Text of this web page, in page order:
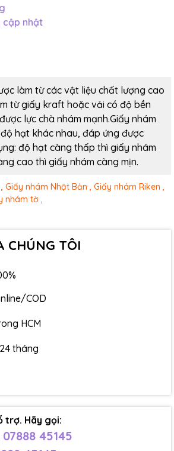
cập nhật
làm từ các vật liệu chất lượng cao
từ giấy kraft hoặc vải có độ bền
lực chà nhám mạnh.Giấy nhám
hạt khác nhau, đáp ứng được
độ hạt càng thấp thì giấy nhám
cao thì giấy nhám càng mịn.
Giấy nhám Nhật Bản , Giấy nhám Riken ,
nhám tờ ,
CHÚNG TÔI
COD
HCM
tháng
trợ. Hãy gọi:
07888 45145